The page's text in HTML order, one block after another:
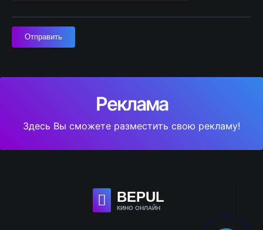
Отправить
Реклама
Здесь Вы сможете разместить свою рекламу!
BEPUL
КИНО ОНЛАЙН